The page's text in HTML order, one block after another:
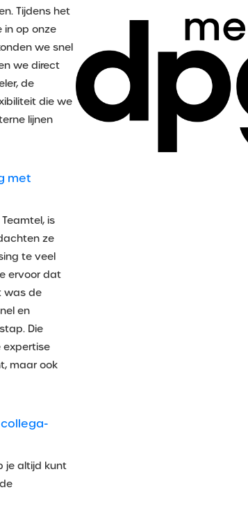
Tijdens het
in op onze
we snel
we direct
de
die we
lijnen
met
is
ze
te veel
ervoor dat
was de
en
Die
expertise
maar ook
je altijd kunt